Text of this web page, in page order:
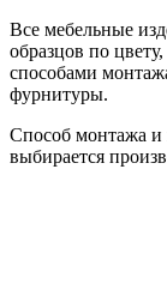
Все мебельные
образцов по
способами
фурнитуры.
Способ монтажа и
выбирается